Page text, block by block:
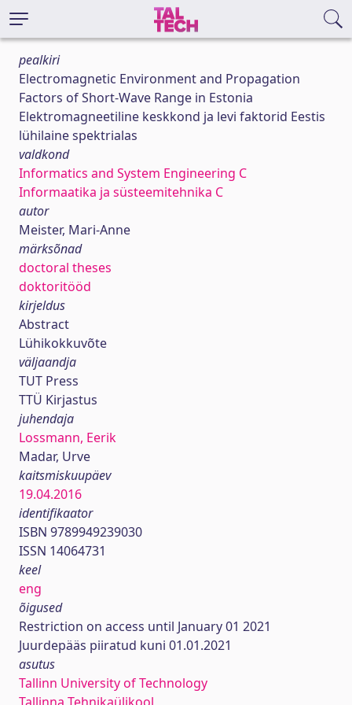
pealkiri
Electromagnetic Environment and Propagation
Factors of Short-Wave Range in Estonia
Elektromagneetiline keskkond ja levi faktorid Eestis
lühilaine spektrialas
valdkond
Informatics and System Engineering C
Informaatika ja süsteemitehnika C
autor
Meister, Mari-Anne
märksõnad
doctoral theses
doktoritööd
kirjeldus
Abstract
Lühikokkuvõte
väljaandja
TUT Press
TTÜ Kirjastus
juhendaja
Lossmann, Eerik
Madar, Urve
kaitsmiskuupäev
19.04.2016
identifikaator
ISBN 9789949239030
ISSN 14064731
keel
eng
õigused
Restriction on access until January 01 2021
Juurdepääs piiratud kuni 01.01.2021
asutus
Tallinn University of Technology